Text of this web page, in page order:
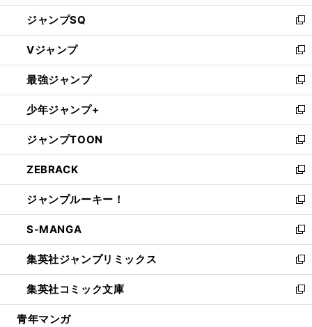
し
い
ウ
ィ
ン
ド
ウ
で
開
く
ジャンプSQ
新
し
い
ウ
ィ
ン
ド
ウ
で
開
く
Vジャンプ
新
し
い
ウ
ィ
ン
ド
ウ
で
開
く
最強ジャンプ
新
し
い
ウ
ィ
ン
ド
ウ
で
開
く
少年ジャンプ+
新
し
い
ウ
ィ
ン
ド
ウ
で
開
く
ジャンプTOON
新
し
い
ウ
ィ
ン
ド
ウ
で
開
く
ZEBRACK
新
し
い
ウ
ィ
ン
ド
ウ
で
開
ジャンプルーキー！
新
し
い
ウ
ィ
ン
ド
ウ
S-MANGA
新
し
い
ウ
ィ
ン
集英社ジャンプリミックス
新
し
い
ウ
集英社コミック文庫
新
し
青年マンガ